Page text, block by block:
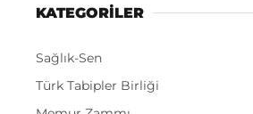
KATEGORİLER
Sağlık-Sen
Türk Tabipler Birliği